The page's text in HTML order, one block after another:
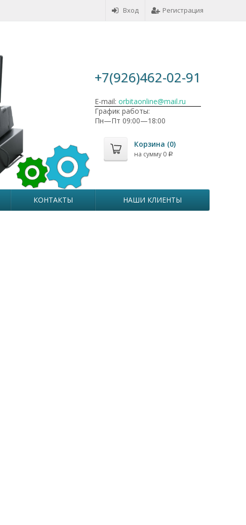
Вход Регистрация
+7(926)462-02-91
E-mail: orbitaonline@mail.ru
График работы:
Пн—Пт 09:00—18:00
Корзина (0)
на сумму 0 Р
КОНТАКТЫ НАШИ КЛИЕНТЫ